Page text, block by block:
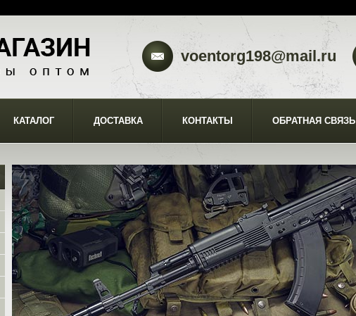
voentorg198@mail.ru
КАТАЛОГ ДОСТАВКА КОНТАКТЫ ОБРАТНАЯ СВЯЗЬ